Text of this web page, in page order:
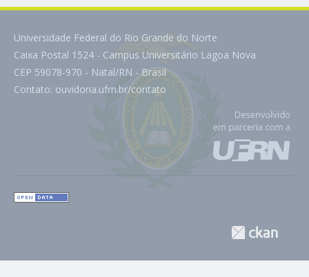
Universidade Federal do Rio Grande do Norte
Caixa Postal 1524 - Campus Universitário Lagoa Nova
CEP 59078-970 - Natal/RN - Brasil
Contato: ouvidoria.ufrn.br/contato